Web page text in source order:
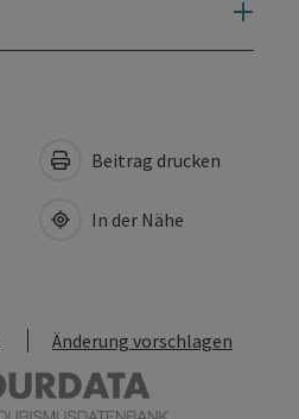
Beitrag drucken
In der Nähe
Änderung vorschlagen